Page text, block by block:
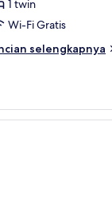
1 twin
Wi-Fi Gratis
selengkapnya